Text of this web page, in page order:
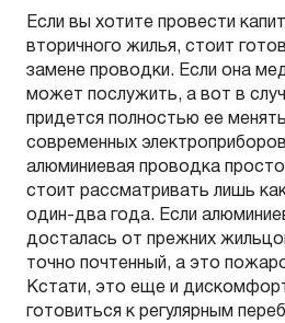
Если вы хотите провести
вторичного жилья, стоит
замене проводки. Если она
может послужить, а вот в
придется полностью ее
современных
алюминиевая проводка просто
стоит рассматривать лишь
один-два года. Если
досталась от прежних
точно почтенный, а это
Кстати, это еще и
готовиться к регулярным